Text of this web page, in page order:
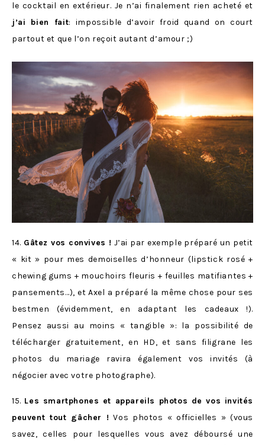
le cocktail en extérieur. Je n’ai finalement rien acheté et
j’ai bien fait: impossible d’avoir froid quand on court
partout et que l’on reçoit autant d’amour ;)
14. Gâtez vos convives ! J’ai par exemple préparé un petit
« kit » pour mes demoiselles d’honneur (lipstick rosé +
chewing gums + mouchoirs fleuris + feuilles matifiantes +
pansements…), et Axel a préparé la même chose pour ses
bestmen (évidemment, en adaptant les cadeaux !).
Pensez aussi au moins « tangible »: la possibilité de
télécharger gratuitement, en HD, et sans filigrane les
photos du mariage ravira également vos invités (à
négocier avec votre photographe).
15. Les smartphones et appareils photos de vos invités
peuvent tout gâcher ! Vos photos « officielles » (vous
savez, celles pour lesquelles vous avez déboursé une